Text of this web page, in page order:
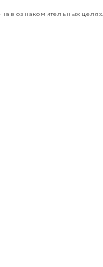
в ознакомительных целях.